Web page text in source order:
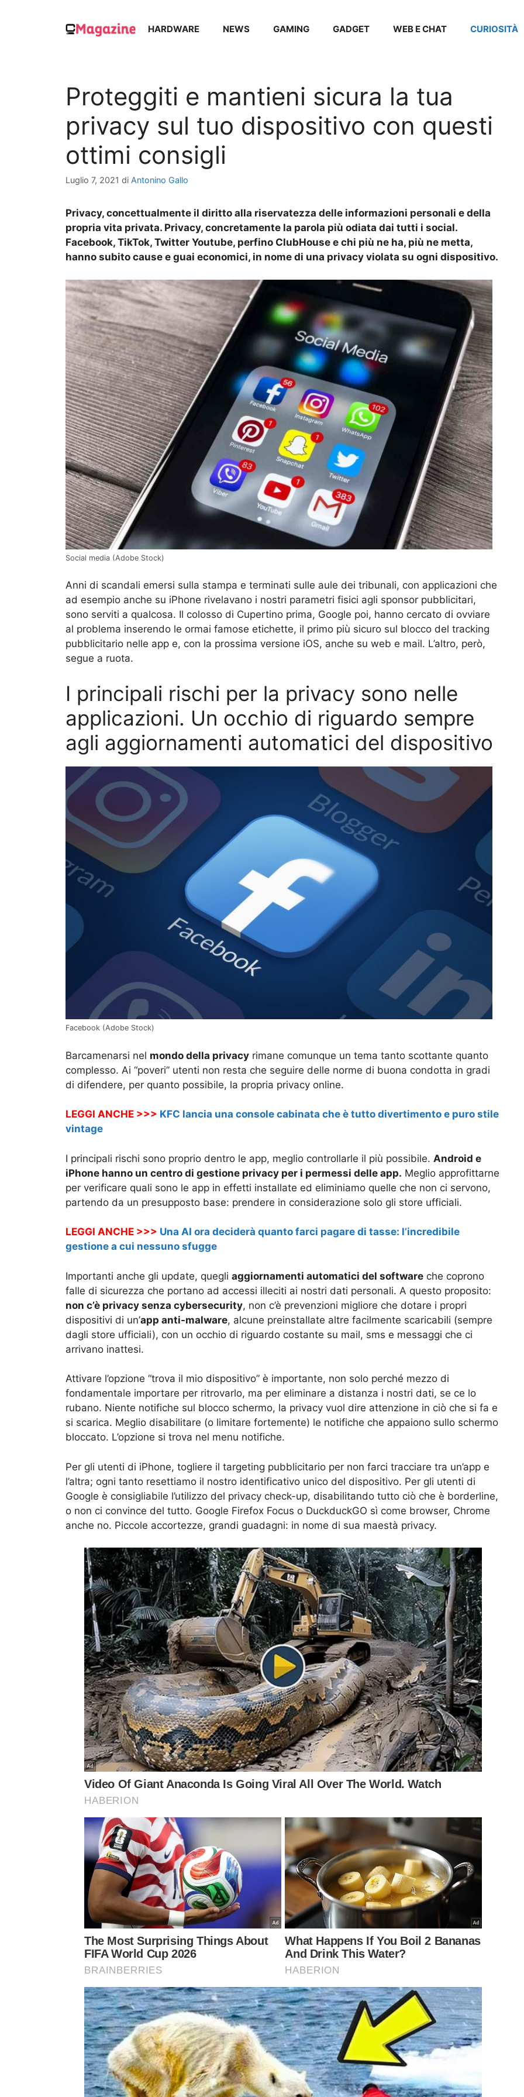
HARDWARE NEWS GAMING GADGET WEB E CHAT CURIOSITÀ
Proteggiti e mantieni sicura la tua
privacy sul tuo dispositivo con questi
ottimi consigli
Luglio 7, 2021 di Antonino Gallo
Privacy, concettualmente il diritto alla riservatezza delle informazioni personali e della
propria vita privata. Privacy, concretamente la parola più odiata dai tutti i social.
Facebook, TikTok, Twitter Youtube, perfino ClubHouse e chi più ne ha, più ne metta,
hanno subito cause e guai economici, in nome di una privacy violata su ogni dispositivo.
Social media (Adobe Stock)
Anni di scandali emersi sulla stampa e terminati sulle aule dei tribunali, con applicazioni che
ad esempio anche su iPhone rivelavano i nostri parametri fisici agli sponsor pubblicitari,
sono serviti a qualcosa. Il colosso di Cupertino prima, Google poi, hanno cercato di ovviare
al problema inserendo le ormai famose etichette, il primo più sicuro sul blocco del tracking
pubblicitario nelle app e, con la prossima versione iOS, anche su web e mail. L’altro, però,
segue a ruota.
I principali rischi per la privacy sono nelle
applicazioni. Un occhio di riguardo sempre
agli aggiornamenti automatici del dispositivo
Facebook (Adobe Stock)
Barcamenarsi nel mondo della privacy rimane comunque un tema tanto scottante quanto
complesso. Ai “poveri” utenti non resta che seguire delle norme di buona condotta in gradi
di difendere, per quanto possibile, la propria privacy online.
LEGGI ANCHE >>> KFC lancia una console cabinata che è tutto divertimento e puro stile
vintage
I principali rischi sono proprio dentro le app, meglio controllarle il più possibile. Android e
iPhone hanno un centro di gestione privacy per i permessi delle app. Meglio approfittarne
per verificare quali sono le app in effetti installate ed eliminiamo quelle che non ci servono,
partendo da un presupposto base: prendere in considerazione solo gli store ufficiali.
LEGGI ANCHE >>> Una AI ora deciderà quanto farci pagare di tasse: l’incredibile
gestione a cui nessuno sfugge
Importanti anche gli update, quegli aggiornamenti automatici del software che coprono
falle di sicurezza che portano ad accessi illeciti ai nostri dati personali. A questo proposito:
non c’è privacy senza cybersecurity, non c’è prevenzioni migliore che dotare i propri
dispositivi di un’app anti-malware, alcune preinstallate altre facilmente scaricabili (sempre
dagli store ufficiali), con un occhio di riguardo costante su mail, sms e messaggi che ci
arrivano inattesi.
Attivare l’opzione “trova il mio dispositivo” è importante, non solo perché mezzo di
fondamentale importare per ritrovarlo, ma per eliminare a distanza i nostri dati, se ce lo
rubano. Niente notifiche sul blocco schermo, la privacy vuol dire attenzione in ciò che si fa e
si scarica. Meglio disabilitare (o limitare fortemente) le notifiche che appaiono sullo schermo
bloccato. L’opzione si trova nel menu notifiche.
Per gli utenti di iPhone, togliere il targeting pubblicitario per non farci tracciare tra un’app e
l’altra; ogni tanto resettiamo il nostro identificativo unico del dispositivo. Per gli utenti di
Google è consigliabile l’utilizzo del privacy check-up, disabilitando tutto ciò che è borderline,
o non ci convince del tutto. Google Firefox Focus o DuckduckGO sì come browser, Chrome
anche no. Piccole accortezze, grandi guadagni: in nome di sua maestà privacy.